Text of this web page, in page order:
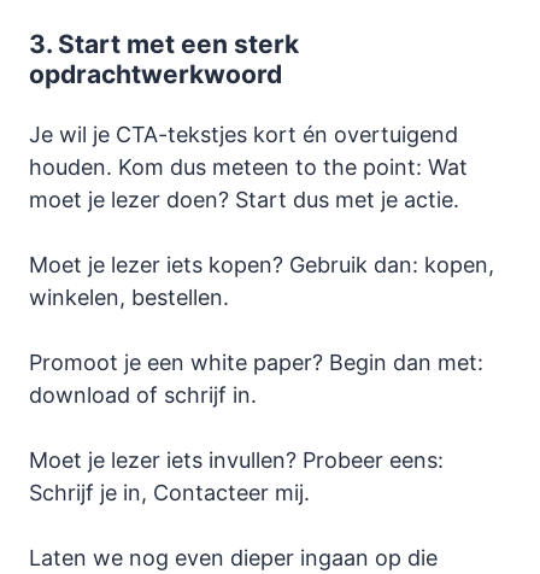
3. Start met een sterk
opdrachtwerkwoord
Je wil je CTA-tekstjes kort én overtuigend
houden. Kom dus meteen to the point: Wat
moet je lezer doen? Start dus met je actie.
Moet je lezer iets kopen? Gebruik dan: kopen,
winkelen, bestellen.
Promoot je een white paper? Begin dan met:
download of schrijf in.
Moet je lezer iets invullen? Probeer eens:
Schrijf je in, Contacteer mij.
Laten we nog even dieper ingaan op die